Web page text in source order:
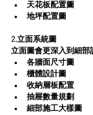
天花板配置圖
地坪配置圖
2.立面系統圖
立面圖會更深入到細部
各牆面尺寸圖
櫃體設計圖
收納層板配置
抽屜數量規劃
細部施工大樣圖